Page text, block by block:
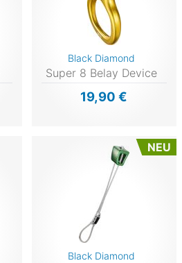
Black Diamond
Super 8 Belay Device
19,90 €
NEU
Black Diamond